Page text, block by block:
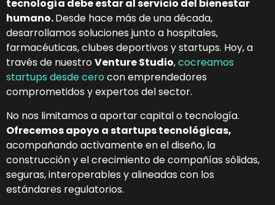
tecnología debe estar al servicio del bienestar
humano.Desde hace más de una década,
desarrollamos soluciones junto a hospitales,
farmacéuticas, clubes deportivos y startups. Hoy, a
través de nuestroVenture Studio,cocreamos
startups desde cero con emprendedores
comprometidos y expertos del sector.
No nos limitamos a aportar capital o tecnología.
Ofrecemos apoyo a startups tecnológicas,
acompañando activamente en el diseño, la
construcción y el crecimiento de compañías sólidas,
seguras, interoperables y alineadas con los
estándares regulatorios.